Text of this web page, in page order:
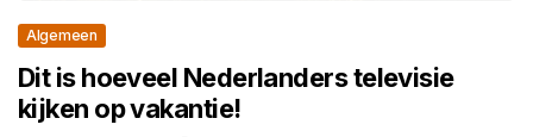
Algemeen
Dit is hoeveel Nederlanders televisie
kijken op vakantie!